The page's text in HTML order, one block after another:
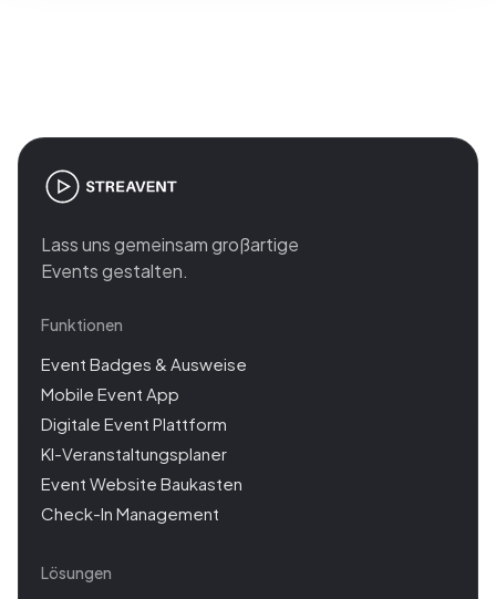
Lass uns gemeinsam großartige
Events gestalten.
Funktionen
Event Badges & Ausweise
Mobile Event App
Digitale Event Plattform
KI-Veranstaltungsplaner
Event Website Baukasten
Check-In Management
Lösungen